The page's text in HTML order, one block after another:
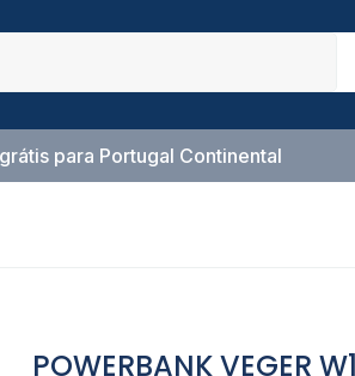
para Portugal Continental
POWERBANK VEGER